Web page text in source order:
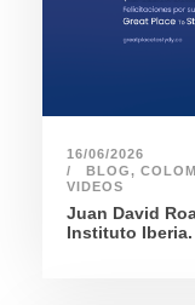
16/06/2026
BLOG,
VIDEOS
Juan David
Instituto Iberia.